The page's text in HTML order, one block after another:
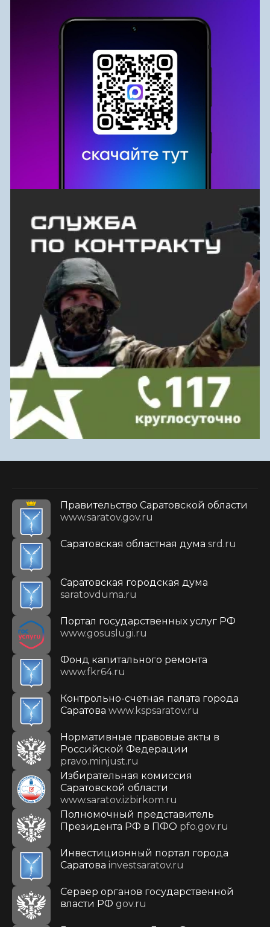
Правительство Саратовской области
www.saratov.gov.ru
Саратовская областная дума srd.ru
Саратовская городская дума
saratovduma.ru
Портал государственных услуг РФ
www.gosuslugi.ru
Фонд капитального ремонта
www.fkr64.ru
Контрольно-счетная палата города
Саратова www.kspsaratov.ru
Нормативные правовые акты в
Российской Федерации
pravo.minjust.ru
Избирательная комиссия
Саратовской области
www.saratov.izbirkom.ru
Полномочный представитель
Президента РФ в ПФО pfo.gov.ru
Инвестиционный портал города
Саратова investsaratov.ru
Сервер органов государственной
власти РФ gov.ru